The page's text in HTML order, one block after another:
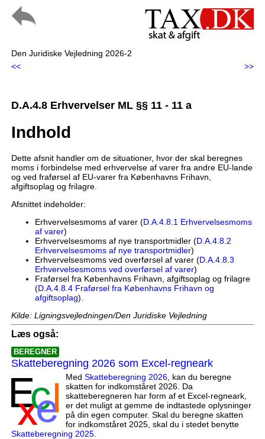
Den Juridiske Vejledning 2026-2
<<
>>
D.A.4.8 Erhvervelser ML §§ 11 - 11 a
Indhold
Dette afsnit handler om de situationer, hvor der skal beregnes
moms i forbindelse med erhvervelse af varer fra andre EU-lande
og ved fraførsel af EU-varer fra Københavns Frihavn,
afgiftsoplag og frilagre.
Afsnittet indeholder:
Erhvervelsesmoms af varer (D.A.4.8.1 Erhvervelsesmoms
af varer)
Erhvervelsesmoms af nye transportmidler (D.A.4.8.2
Erhvervelsesmoms af nye transportmidler)
Erhvervelsesmoms ved overførsel af varer (D.A.4.8.3
Erhvervelsesmoms ved overførsel af varer)
Fraførsel fra Københavns Frihavn, afgiftsoplag og frilagre
(D.A.4.8.4 Fraførsel fra Københavns Frihavn og
afgiftsoplag).
Kilde: Ligningsvejledningen/Den Juridiske Vejledning
Læs også:
BEREGNER
Skatteberegning 2026 som Excel-regneark
Med Skatteberegning 2026, kan du beregne
skatten for indkomståret 2026. Da
skatteberegneren har form af et Excel-regneark,
er det muligt at gemme de indtastede oplysninger
på din egen computer. Skal du beregne skatten
for indkomståret 2025, skal du i stedet benytte
Skatteberegning 2025.